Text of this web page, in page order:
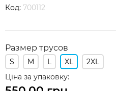
Код: 700112
Размер трусов
S M L XL
2XL
Ціна за упаковку: